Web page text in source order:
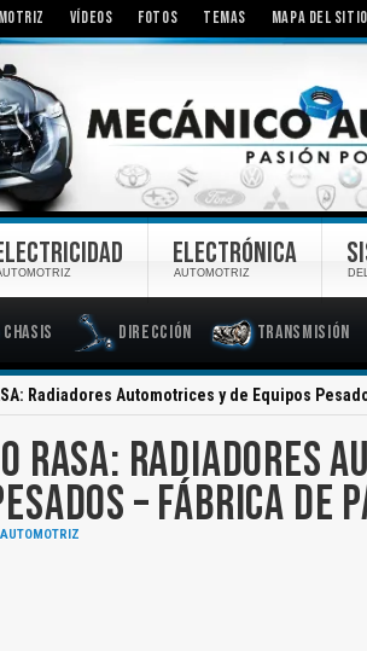
VÍDEOS FOTOS TEMAS MAPA DEL SITIO
Chasis Dirección Transmisión
ELECTRÓNICA
AUTOMOTRIZ
Radiadores Automotrices y de Equipos
RASA: RADIADORES
– FÁBRICA DE